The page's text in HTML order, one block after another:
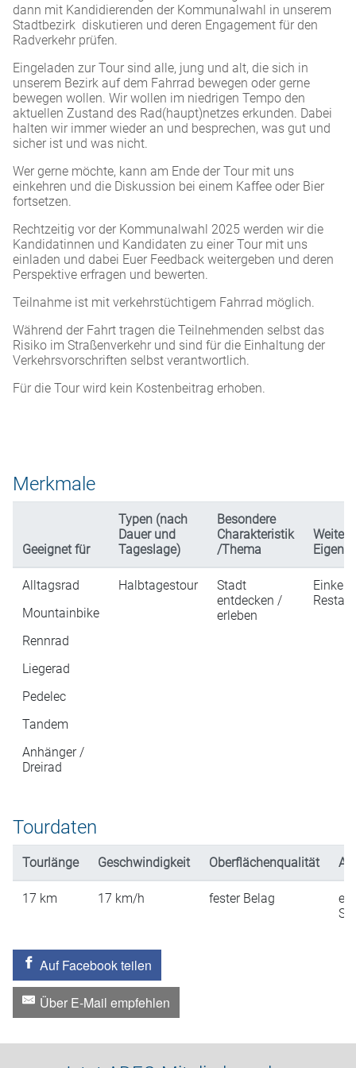
dann mit Kandidierenden der Kommunalwahl in unserem
Stadtbezirk diskutieren und deren Engagement für den
Radverkehr prüfen.
Eingeladen zur Tour sind alle, jung und alt, die sich in
unserem Bezirk auf dem Fahrrad bewegen oder gerne
bewegen wollen. Wir wollen im niedrigen Tempo den
aktuellen Zustand des Rad(haupt)netzes erkunden. Dabei
halten wir immer wieder an und besprechen, was gut und
sicher ist und was nicht.
Wer gerne möchte, kann am Ende der Tour mit uns
einkehren und die Diskussion bei einem Kaffee oder Bier
fortsetzen.
Rechtzeitig vor der Kommunalwahl 2025 werden wir die
Kandidatinnen und Kandidaten zu einer Tour mit uns
einladen und dabei Euer Feedback weitergeben und deren
Perspektive erfragen und bewerten.
Teilnahme ist mit verkehrstüchtigem Fahrrad möglich.
Während der Fahrt tragen die Teilnehmenden selbst das
Risiko im Straßenverkehr und sind für die Einhaltung der
Verkehrsvorschriften selbst verantwortlich.
Für die Tour wird kein Kostenbeitrag erhoben.
Merkmale
Geeignet für
Typen (nach
Dauer und
Tageslage)
Besondere
Charakteristik
/Thema
Weitere
Alltagsrad
Mountainbike
Rennrad
Liegerad
Pedelec
Tandem
Anhänger /
Dreirad
Halbtagestour
Stadt
entdecken /
erleben
Tourdaten
Tourlänge Geschwindigkeit Oberflächenqualität
17 km 17 km/h fester Belag
Auf Facebook teilen
Über E-Mail empfehlen